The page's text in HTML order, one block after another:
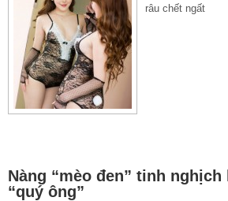
râu
Nàng “mèo đen” tinh
“quý ông”